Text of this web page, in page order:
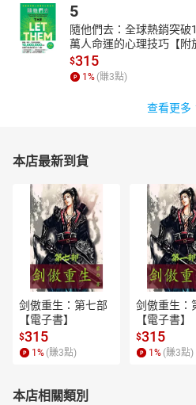
5
隨他們去：全球熱銷突
萬人命運的心理技巧【
書】
$315
1% (賺3點)
查看更多
本店最新到貨
剑傲重生：第七部
【電子書】
$315
1 % (賺3點)
剑傲重生：
【電子書】
$315
1 % (賺3點)
本店相關類別